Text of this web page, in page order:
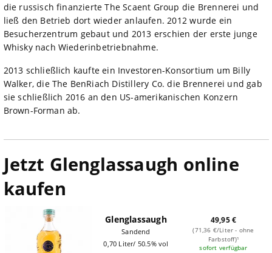
die russisch finanzierte The Scaent Group die Brennerei und
ließ den Betrieb dort wieder anlaufen. 2012 wurde ein
Besucherzentrum gebaut und 2013 erschien der erste junge
Whisky nach Wiederinbetriebnahme.
2013 schließlich kaufte ein Investoren-Konsortium um Billy
Walker, die The BenRiach Distillery Co. die Brennerei und gab
sie schließlich 2016 an den US-amerikanischen Konzern
Brown-Forman ab.
Jetzt Glenglassaugh online
kaufen
Glenglassaugh
Sandend
0,70 Liter/ 50.5% vol
49,95 €
(71,36 €/Liter - ohne
Farbstoff)¹
sofort verfügbar